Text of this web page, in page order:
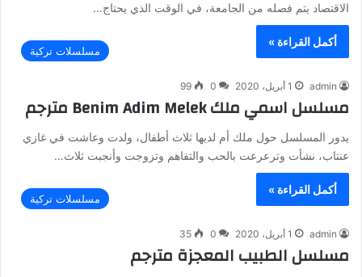
الاقتصاد يتم فصله من الجامعة، في الوقت الذي يحتاج…
أكمل القراءة »
مسلسلات تركية
admin 1 أبريل، 2020 0
99
مسلسل اسمي ملك Benim Adim Melek مترجم
يدور المسلسل حول ملك أم لديها ثلاث أطفال، ولدت وعاشت في غازي
عنتاب، نشأت وترعرعت بالحب والتفاهم وتزوجت وأنجبت ثلاث…
أكمل القراءة »
مسلسلات تركية
admin 1 أبريل، 2020 0
35
مسلسل الطبيب المعجزة مترجم